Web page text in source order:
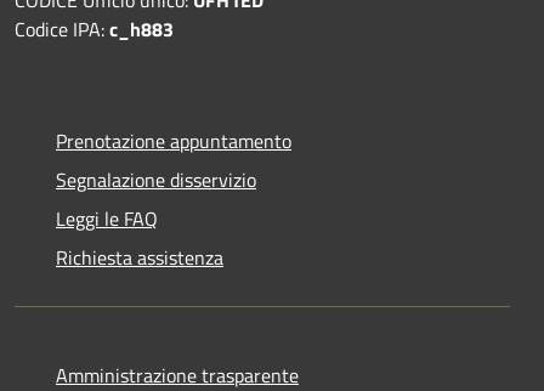
Codice IPA:c_h883
Prenotazione appuntamento
Segnalazione disservizio
Leggi le FAQ
Richiesta assistenza
Amministrazione trasparente